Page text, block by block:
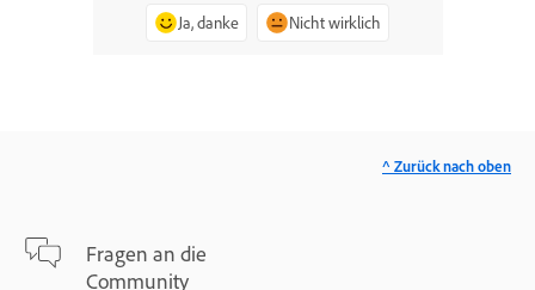
Ja, danke Nicht wirklich
Fragen an die
Community
^ Zurück nach oben